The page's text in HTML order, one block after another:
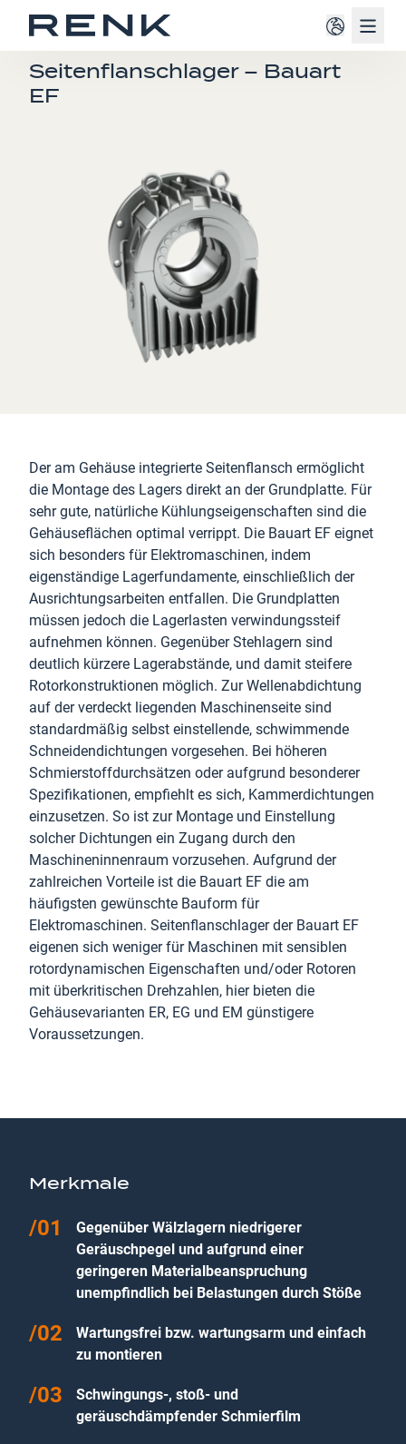
E-LAGER
Seitenflanschlager – Bauart
EF
Der am Gehäuse integrierte Seitenflansch ermöglicht
die Montage des Lagers direkt an der Grundplatte. Für
sehr gute, natürliche Kühlungseigenschaften sind die
Gehäuseflächen optimal verrippt. Die Bauart EF eignet
sich besonders für Elektromaschinen, indem
eigenständige Lagerfundamente, einschließlich der
Ausrichtungsarbeiten entfallen. Die Grundplatten
müssen jedoch die Lagerlasten verwindungssteif
aufnehmen können. Gegenüber Stehlagern sind
deutlich kürzere Lagerabstände, und damit steifere
Rotorkonstruktionen möglich. Zur Wellenabdichtung
auf der verdeckt liegenden Maschinenseite sind
standardmäßig selbst einstellende, schwimmende
Schneidendichtungen vorgesehen. Bei höheren
Schmierstoffdurchsätzen oder aufgrund besonderer
Spezifikationen, empfiehlt es sich, Kammerdichtungen
einzusetzen. So ist zur Montage und Einstellung
solcher Dichtungen ein Zugang durch den
Maschineninnenraum vorzusehen. Aufgrund der
zahlreichen Vorteile ist die Bauart EF die am
häufigsten gewünschte Bauform für
Elektromaschinen. Seitenflanschlager der Bauart EF
eigenen sich weniger für Maschinen mit sensiblen
rotordynamischen Eigenschaften und/oder Rotoren
mit überkritischen Drehzahlen, hier bieten die
Gehäusevarianten ER, EG und EM günstigere
Voraussetzungen.
Merkmale
Gegenüber Wälzlagern niedrigerer
Geräuschpegel und aufgrund einer
geringeren Materialbeanspruchung
unempfindlich bei Belastungen durch Stöße
Wartungsfrei bzw. wartungsarm und einfach
zu montieren
Schwingungs-, stoß- und
geräuschdämpfender Schmierfilm